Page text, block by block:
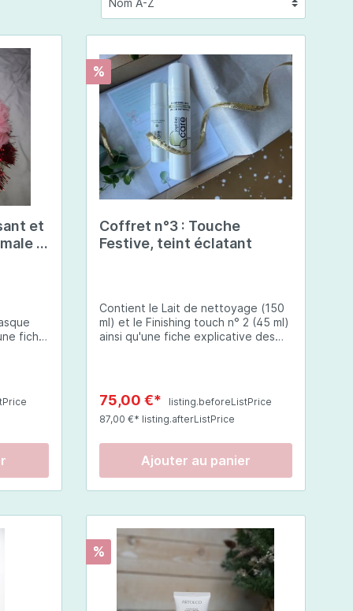
Cosmétiques corps
Jojoba Care
Celestetic
et
à
fiche
à
%
Coffret n°3 : Touche
Festive, teint éclatant
Contient le Lait de nettoyage (150
ml) et le Finishing touch n° 2 (45 ml)
ainsi qu'une fiche explicative des
11 décembre.
75,00 €*
listing.beforeListPrice
87,00 €* listing.afterListPrice
Ajouter au panier
%